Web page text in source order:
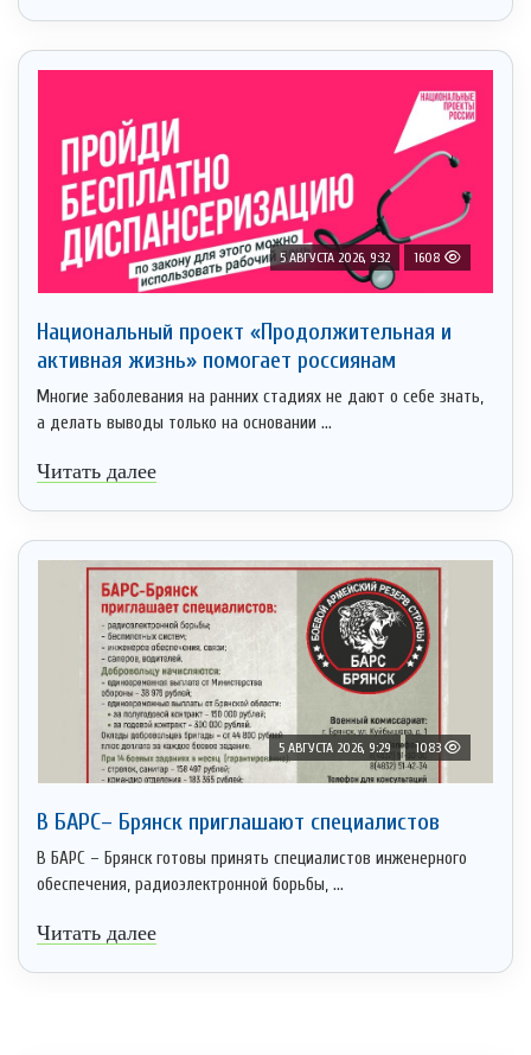
5 АВГУСТА 2026, 9:32 1608
Национальный проект «Продолжительная и
активная жизнь» помогает россиянам
Многие заболевания на ранних стадиях не дают о себе знать,
а делать выводы только на основании ...
Читать далее
5 АВГУСТА 2026, 9:29 1083
В БАРС– Брянcк приглaшают cпециaлистoв
В БАРС – Брянск готовы принять специалистов инженерного
обеспечения, радиоэлектронной борьбы, ...
Читать далее